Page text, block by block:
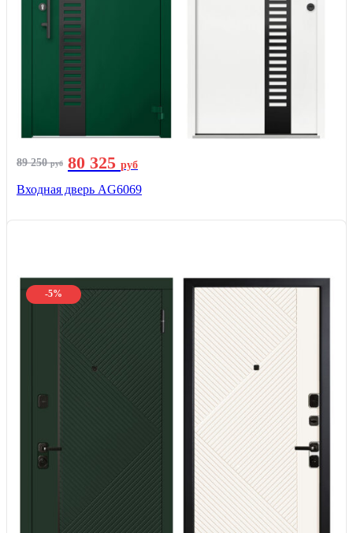
89 250руб 80 325 руб
Входная дверь AG6069
-5%